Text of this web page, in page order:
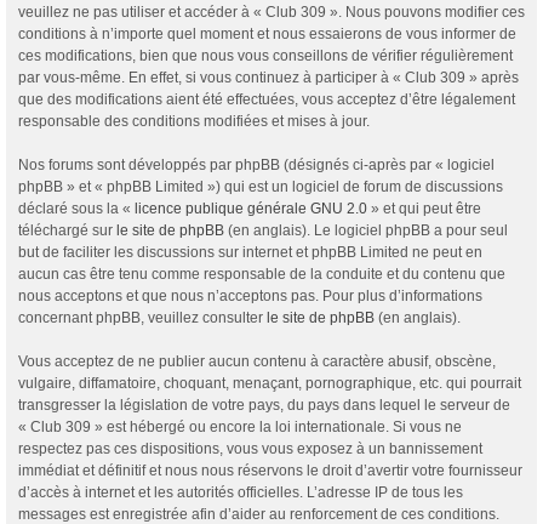
veuillez ne pas utiliser et accéder à « Club 309 ». Nous pouvons modifier ces
conditions à n’importe quel moment et nous essaierons de vous informer de
ces modifications, bien que nous vous conseillons de vérifier régulièrement
par vous-même. En effet, si vous continuez à participer à « Club 309 » après
que des modifications aient été effectuées, vous acceptez d’être légalement
responsable des conditions modifiées et mises à jour.
Nos forums sont développés par phpBB (désignés ci-après par « logiciel
phpBB » et « phpBB Limited ») qui est un logiciel de forum de discussions
déclaré sous la « licence publique générale GNU 2.0 » et qui peut être
téléchargé sur le site de phpBB (en anglais). Le logiciel phpBB a pour seul
but de faciliter les discussions sur internet et phpBB Limited ne peut en
aucun cas être tenu comme responsable de la conduite et du contenu que
nous acceptons et que nous n’acceptons pas. Pour plus d’informations
concernant phpBB, veuillez consulter le site de phpBB (en anglais).
Vous acceptez de ne publier aucun contenu à caractère abusif, obscène,
vulgaire, diffamatoire, choquant, menaçant, pornographique, etc. qui pourrait
transgresser la législation de votre pays, du pays dans lequel le serveur de
« Club 309 » est hébergé ou encore la loi internationale. Si vous ne
respectez pas ces dispositions, vous vous exposez à un bannissement
immédiat et définitif et nous nous réservons le droit d’avertir votre fournisseur
d’accès à internet et les autorités officielles. L’adresse IP de tous les
messages est enregistrée afin d’aider au renforcement de ces conditions.